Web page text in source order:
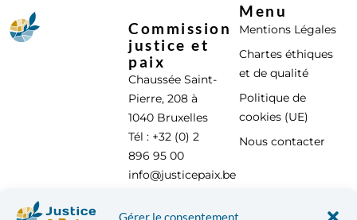
Gérer le consentement
Commission
justice et
paix
Chaussée Saint-
Pierre, 208 à
1040 Bruxelles
Tél : +32 (0) 2
896 95 00
info@justicepaix.be
Menu
Mentions Légales
Chartes éthiques
et de qualité
Politique de
cookies (UE)
Nous contacter